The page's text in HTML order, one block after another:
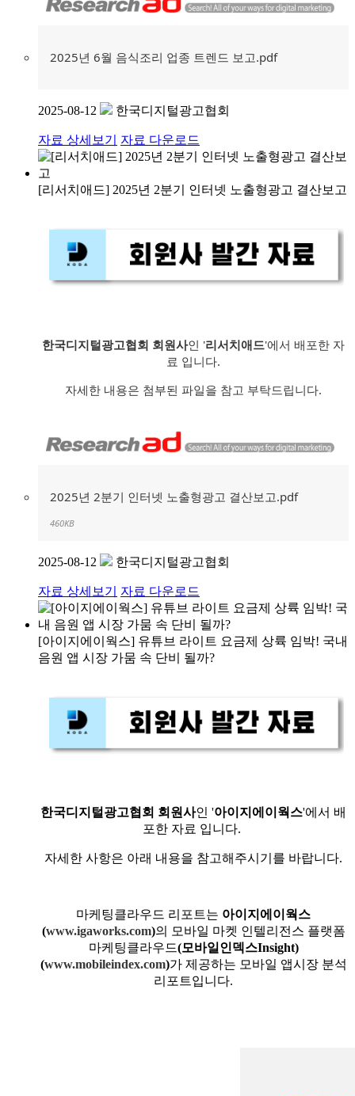
2025년 6월 음식조리 업종 트렌드 보고.pdf
2025-08-12 한국디지털광고협회
자료 상세보기 자료 다운로드
[리서치애드] 2025년 2분기 인터넷 노출형광고 결산보고
한국디지털광고협회 회원사인 '리서치애드'에서 배포한 자
료 입니다.
자세한 내용은 첨부된 파일을 참고 부탁드립니다.
2025년 2분기 인터넷 노출형광고 결산보고.pdf
460KB
2025-08-12 한국디지털광고협회
자료 상세보기 자료 다운로드
[아이지에이웍스] 유튜브 라이트 요금제 상륙 임박! 국내
음원 앱 시장 가뭄 속 단비 될까?
한국디지털광고협회 회원사인 '아이지에이웍스'에서 배
포한 자료 입니다.
자세한 사항은 아래 내용을 참고해주시기를 바랍니다.
마케팅클라우드 리포트는 아이지에이웍스
(www.igaworks.com)의 모바일 마켓 인텔리전스 플랫폼
마케팅클라우드(모바일인덱스Insight)
(www.mobileindex.com)가 제공하는 모바일 앱시장 분석
리포트입니다.